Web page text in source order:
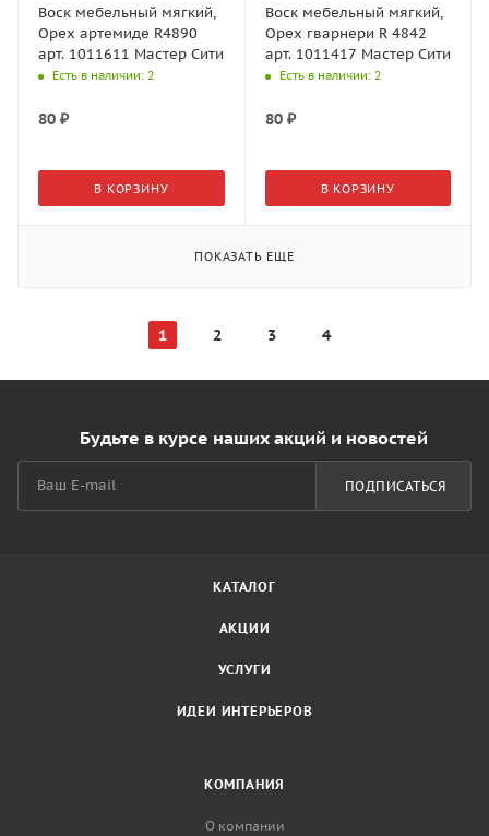
Воск мебельный мягкий,
Орех артемиде R4890
арт. 1011611 Мастер Сити
Есть в наличии: 2
80 ₽
В КОРЗИНУ
Воск мебельный мягкий,
Орех гварнери R 4842
арт. 1011417 Мастер Сити
Есть в наличии: 2
80₽
В КОРЗИНУ
ПОКАЗАТЬ ЕЩЕ
1 2 3 4
Будьте в курсе наших акций и новостей
ПОДПИСАТЬСЯ
КАТАЛОГ
АКЦИИ
УСЛУГИ
ИДЕИ ИНТЕРЬЕРОВ
КОМПАНИЯ
О компании